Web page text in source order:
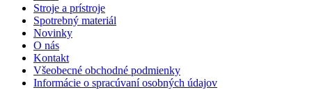
Stroje a prístroje
Spotrebný materiál
Novinky
O nás
Kontakt
Všeobecné obchodné podmienky
Informácie o spracúvaní osobných údajov